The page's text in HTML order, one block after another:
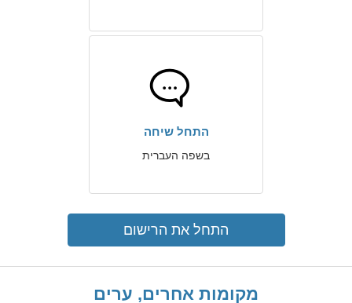
התחל שיחה
בשפה העברית
התחל את הרישום
מקומות אחרים, ערים